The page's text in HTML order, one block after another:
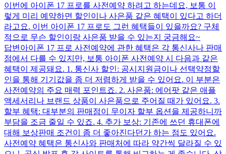
이번에 아이폰 17 프로를 사전예약 하려고 하는데요, 보통 이
렇게 미리 예약하면 할인이나 사은품 같은 혜택이 있다고 하더
라고요. 이번 아이폰 17 프로도 그런 혜택들이 있을까요? 구체
적으로 무슨 할인이랑 사은품 받을 수 있는지 궁금해요~
답변 아이폰 17 프로 사전예약에 관한 혜택은 각 통신사나 판매
점에서 다를 수 있지만, 보통 아이폰 사전예약 시 다음과 같은
혜택이 제공돼요. 1. 통신사 할인: 공시지원금이나 선택약정할
인을 통해 기기값을 좀 더 저렴하게 받을 수 있어요. 이 부분은
사전예약의 주요 매력 포인트죠. 2. 사은품: 에어팟 같은 애플
액세서리나 브랜드 상품이 사은품으로 주어질 때가 있어요. 3.
할부 혜택: 대부분의 판매점이 무이자 할부 옵션을 제공하니까
부담을 조금 줄일 수 있죠. 4. 추가 보상: 기존에 쓰던 휴대폰에
대해 보상판매 조건이 좀 더 좋아진다던가 하는 점도 있어요.
사전예약 혜택은 통신사와 판매처에 따라 약간씩 달라질 수 있